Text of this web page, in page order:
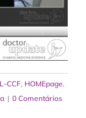
CCF, HOMEpage,
| 0 Comentários